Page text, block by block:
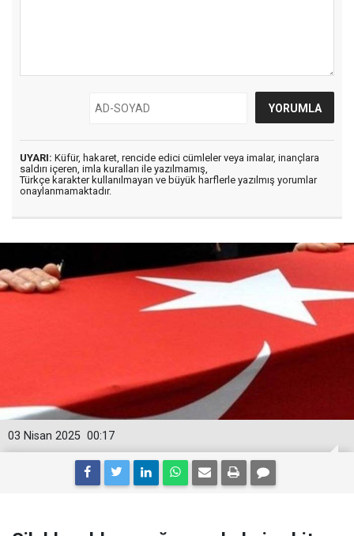
UYARI: Küfür, hakaret, rencide edici cümleler veya imalar, inançlara
saldırı içeren, imla kuralları ile yazılmamış,
Türkçe karakter kullanılmayan ve büyük harflerle yazılmış yorumlar
onaylanmamaktadır.
00:17
03 Nisan 2025